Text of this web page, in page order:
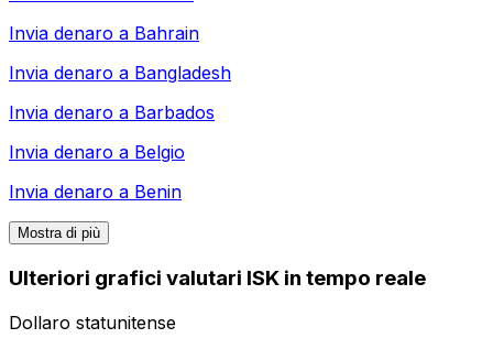
Invia denaro a Bahrain
Invia denaro a Bangladesh
Invia denaro a Barbados
Invia denaro a Belgio
Invia denaro a Benin
Mostra di più
Ulteriori grafici valutari ISK in tempo reale
Dollaro statunitense